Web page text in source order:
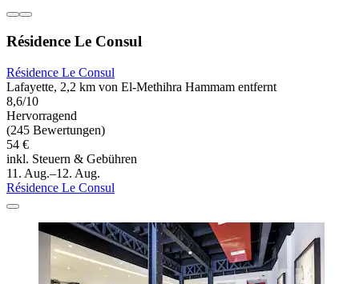
Résidence Le Consul
Résidence Le Consul
Lafayette, 2,2 km von El-Methihra Hammam entfernt
8,6/10
Hervorragend
(245 Bewertungen)
54 €
inkl. Steuern & Gebühren
11. Aug.–12. Aug.
Résidence Le Consul